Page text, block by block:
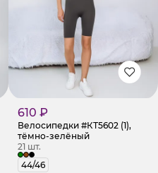
610 ₽
Велосипедки #КТ5602 (1),
тёмно-зелёный
21 шт.
44/46